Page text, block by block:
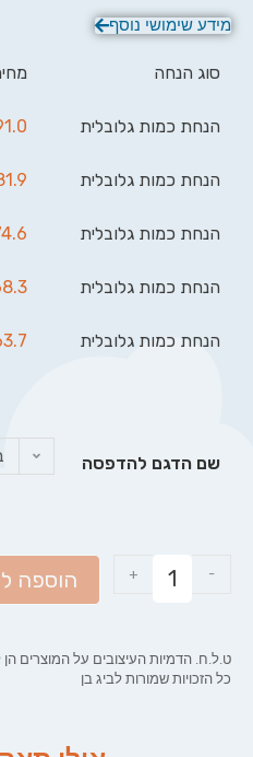
מידע שימושי נוסף
סוג הנחה
הנחת כמות גלובלית
הנחת כמות גלובלית
הנחת כמות גלובלית
הנחת כמות גלובלית
הנחת כמות גלובלית
שם הדגם להדפסה
-
+ הוספה
ט.ל.ח. הדמיות העיצובים על המוצרים
כל הזכויות שמורות לביג בן